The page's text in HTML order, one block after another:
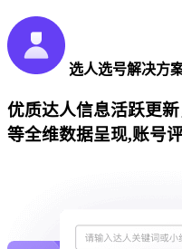
选人选号解决方
优质达人信息活跃更
等全维数据呈现,账号